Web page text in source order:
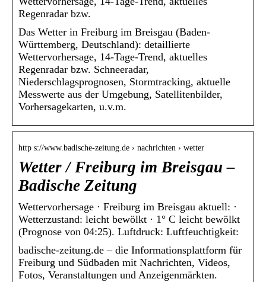
Regenradar bzw.
Das Wetter in Freiburg im Breisgau (Baden-
Württemberg, Deutschland): detaillierte
Wettervorhersage, 14-Tage-Trend, aktuelles
Regenradar bzw. Schneeradar,
Niederschlagsprognosen, Stormtracking, aktuelle
Messwerte aus der Umgebung, Satellitenbilder,
Vorhersagekarten, u.v.m.
http s://www.badische-zeitung.de › nachrichten › wetter
Wetter / Freiburg im Breisgau –
Badische Zeitung
Wettervorhersage · Freiburg im Breisgau aktuell: ·
Wetterzustand: leicht bewölkt · 1° C leicht bewölkt
(Prognose von 04:25). Luftdruck: Luftfeuchtigkeit:
badische-zeitung.de – die Informationsplattform für
Freiburg und Südbaden mit Nachrichten, Videos,
Fotos, Veranstaltungen und Anzeigenmärkten.